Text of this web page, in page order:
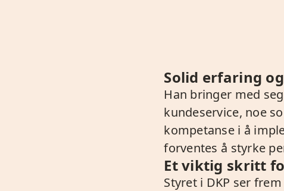
Solid erfaring
Han bringer med
kundeservice, noe
kompetanse i å
forventes å styrke
Et viktig skritt
Styret i DKP ser